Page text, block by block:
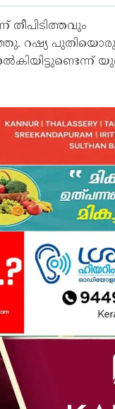
റഷ്യ